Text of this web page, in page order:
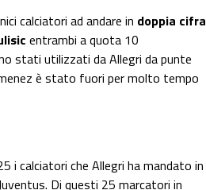
calciatori ad andare in doppia cifra
entrambi a quota 10
stati utilizzati da Allegri da punte
è stato fuori per molto tempo
i calciatori che Allegri ha mandato in
Di questi 25 marcatori in